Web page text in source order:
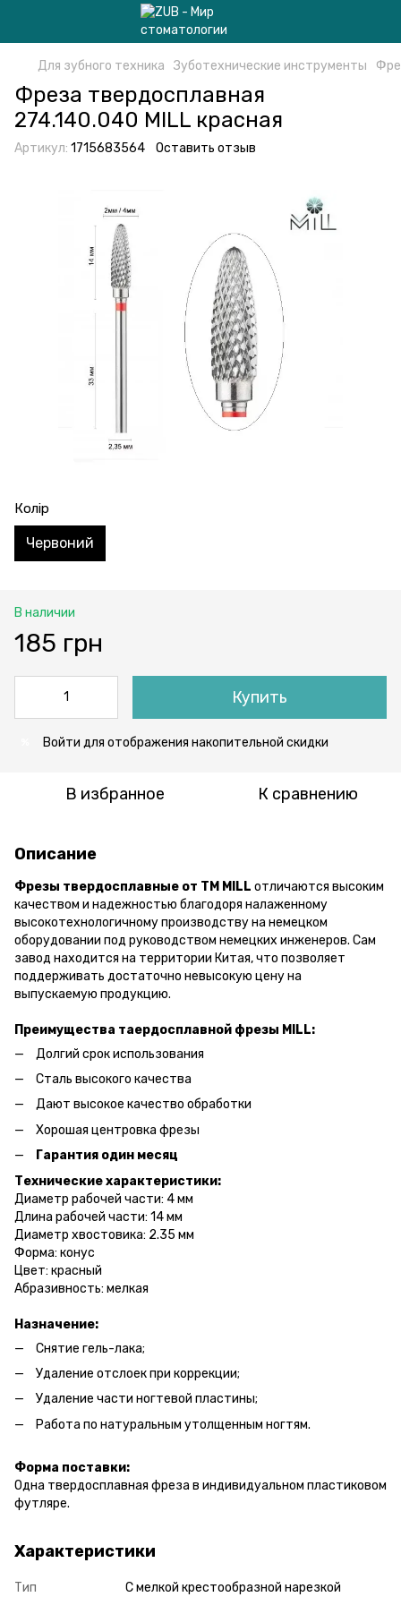
Для зубного техника Зуботехнические инструменты
Фреза твердосплавная
274.140.040 MILL красная
Артикул: 1715683564 Оставить отзыв
Колір
Червоний
В наличии
185 грн
Купить
Войти для отображения накопительной скидки
В избранное К сравнению
Описание
Фрезы твердосплавные от ТМ MILL отличаются высоким
качеством и надежностью благодоря налаженному
высокотехнологичному производству на немецком
оборудовании под руководством немецких инженеров. Сам
завод находится на территории Китая, что позволяет
поддерживать достаточно невысокую цену на
выпускаемую продукцию.
Преимущества таердосплавной фрезы MILL:
Долгий срок использования
Сталь высокого качества
Дают высокое качество обработки
Хорошая центровка фрезы
Гарантия один месяц
Технические характеристики:
Диаметр рабочей части: 4 мм
Длина рабочей части: 14 мм
Диаметр хвостовика: 2.35 мм
Форма: конус
Цвет: красный
Абразивность: мелкая
Назначение:
Снятие гель-лака;
Удаление отслоек при коррекции;
Удаление части ногтевой пластины;
Работа по натуральным утолщенным ногтям.
Форма поставки:
Одна твердосплавная фреза в индивидуальном пластиковом
футляре.
Характеристики
Тип С мелкой крестообразной нарезкой